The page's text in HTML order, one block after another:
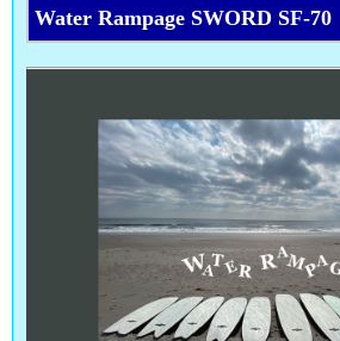
Water Rampage SWORD SF-70